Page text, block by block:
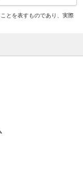
とを表すものであり、実際